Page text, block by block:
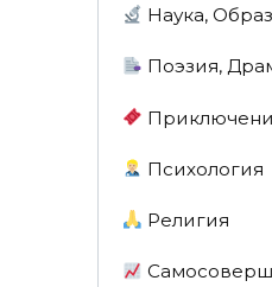
Наука,
Поэзия,
Психология
Религия